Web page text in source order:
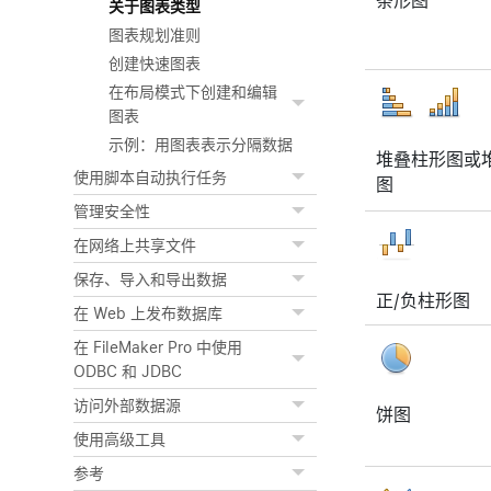
关于图表类型
图表规划准则
创建快速图表
在布局模式下创建和编辑
图表
示例：用图表表示分隔数据
使用脚本自动执行任务
管理安全性
在网络上共享文件
保存、导入和导出数据
在 Web 上发布数据库
在 FileMaker Pro 中使用
ODBC 和 JDBC
访问外部数据源
使用高级工具
参考
堆叠柱形图或
图
正/负柱形图
饼图